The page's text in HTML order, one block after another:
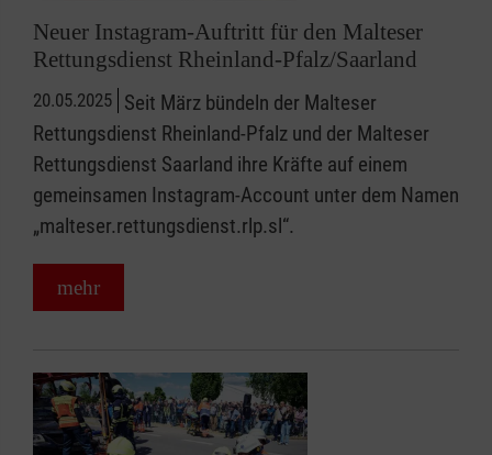
Neuer Instagram-Auftritt für den Malteser
Rettungsdienst Rheinland-Pfalz/Saarland
20.05.2025 Seit März bündeln der Malteser
Rettungsdienst Rheinland-Pfalz und der Malteser
Rettungsdienst Saarland ihre Kräfte auf einem
gemeinsamen Instagram-Account unter dem Namen
„malteser.rettungsdienst.rlp.sl“.
mehr